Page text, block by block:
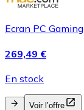
Ecran PC
269,49 €
En stock
Voir l’offre